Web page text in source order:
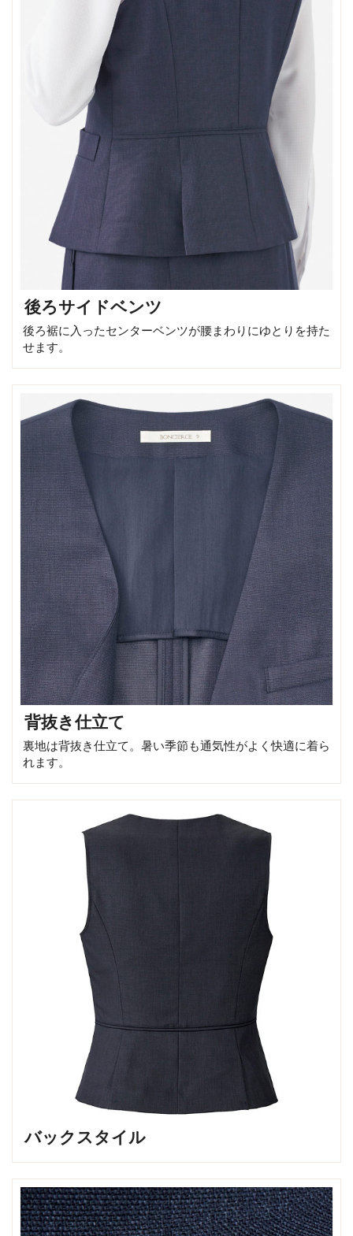
後ろサイドベンツ
後ろ裾に入ったセンターベンツが腰まわりにゆとりを持た
せます。
背抜き仕立て
裏地は背抜き仕立て。暑い季節も通気性がよく快適に着ら
れます。
バックスタイル